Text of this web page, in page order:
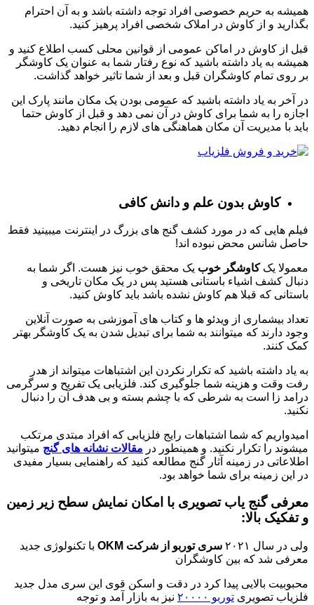
همیشه به حریم خصوصی افراد توجه داشته باشد و به آن احترام
بگذارید و از کاوش در املاک شخصی افراد پرهیز کنید.
قبل از کاوش در اماکن عمومی از قوانین محلی کسب اطلاع کنید و
همیشه به یاد داشته باشید که نوع رفتار شما به عنوان یک کاوشگر
بر روی تمام کاوشگران قبل و بعد از شما تاثیر خواهد گذاشت.
در آخر به یاد داشته باشید که عمومی بودن یک مکان مانند پارک این
اجازه را به شما برای کاوش در آن نمی دهد و قبل از کاوش حتما
باید با مدیریت آن مکان هماهنگی های لازم را انجام دهید.
کاوش بدون علم و دانش کافی
فیلم هایی که در مورد کشف گنج های بزرگ در اینترنت میبینید فقط
حاصل شانس محض نبوده اند!
معمولا یککاوشگر خوب یک محقق خوب نیز هست. اگر شما به
دنبال کشف اشیاء باستانی هستید پس در یک مکان تاریخی و
باستانی که قبلا هم کاوش نشده باشد باید کاوش کنید.
تعداد بیشماری از ویدئو ها و کتاب های آموزشی به صورت آنلاین
وجود دارند که میتوانند به شما برای تبدیل شدن به یک کاوشگر بهتر
کمک کنند.
به یاد داشته باشید که تکرار نکردن این اشتباهات میتواند از هدر
رفت وقت و هزینه شما جلوگیری کند. فلزیابی یک تفریح و سرگرمی
درامد زا است به شرطی که با چشم بسته و بی هدف آن را دنبال
نکنید.
امیدواریم که شما اشتباهات رایج فلزیابی که افراد مبتدی مرتکب
میشوند را تکرار نکنید. و همینطور در مقالات نشانه های گنج میتوانید
اطلاعاتی در زمینه آثار گنج مطالعه کنید که راهنمایی بسیار مفیدی
در این زمینه برای شما خواهد بود.
معرفی گنج یاب تصویری با امکان نمایش سطح زیر زمین
و تفکیک بالا:
ولی در سال ۲۰۲۱ سری توربو از شرکت OKM
با تکنولوژی جدید
معرفی شد که بین کاوشگران
محبوبیت بالایی پیدا کرد در دقت و اسکن قوی این سری مدل جدید
فلزیاب تصویری توربو ۲۰۰۰۰ نیز به بازار آمد و توجه